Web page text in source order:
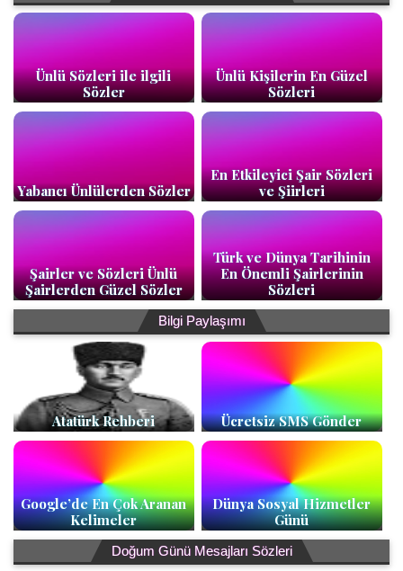
Ünlü Sözleri ile ilgili
Sözler
Ünlü Kişilerin En Güzel
Sözleri
Yabancı Ünlülerden Sözler
En Etkileyici Şair Sözleri
ve Şiirleri
Şairler ve Sözleri Ünlü
Şairlerden Güzel Sözler
Türk ve Dünya Tarihinin
En Önemli Şairlerinin
Sözleri
Bilgi Paylaşımı
Atatürk Rehberi Ücretsiz SMS Gönder
Google’de En Çok Aranan
Kelimeler
Dünya Sosyal Hizmetler
Günü
Doğum Günü Mesajları Sözleri